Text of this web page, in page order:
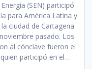
(SEN) participó
para América Latina y
ciudad de Cartagena
pasado. Los
al cónclave fueron el
participó en el…